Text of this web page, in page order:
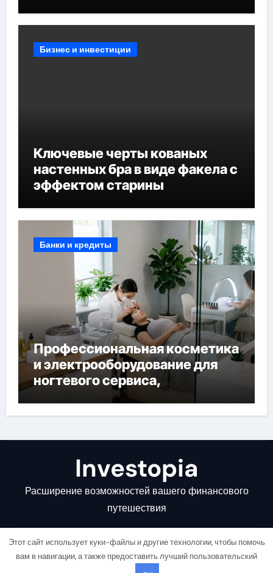
Бизнес и инвестиции
Ключевые черты кованых
настенных бра в виде факела с
эффектом старины
Банки и кредиты
Профессиональная косметика
и электрооборудование для
ногтевого сервиса,
наращивания ресниц и
депиляции
Investopia
Расширение возможностей вашего финансового
путешествия
Этот сайт использует куки-файлы и другие технологии, чтобы помочь
вам в навигации, а также предоставить лучший пользовательский